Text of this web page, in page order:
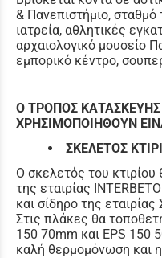
& Πανεπιστήμιο, σταθμό
ιατρεία, αθλητικές
αρχαιολογικό μουσείο
εμπορικό κέντρο,
Ο ΤΡΟΠΟΣ ΚΑΤΑΣΚΕΥΗΣ
ΧΡΗΣΙΜΟΠΟΙΗΘΟΥΝ
ΣΚΕΛΕΤΟΣ
Ο σκελετός του
της εταιρίας
και σίδηρο της
Στις πλάκες θα
150 70mm και EPS 150
καλή θερμομόνωση και